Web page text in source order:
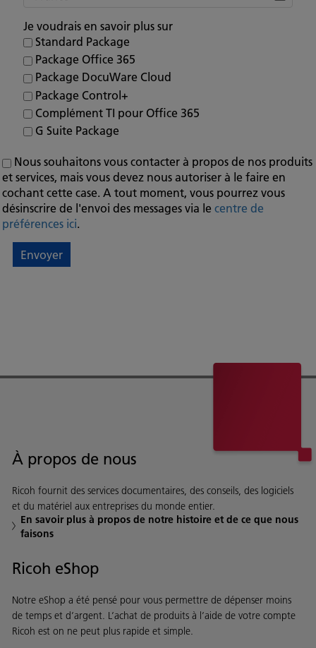
Je voudrais en savoir plus sur
Standard Package
Package Office 365
Package DocuWare Cloud
Package Control+
Complément TI pour Office 365
G Suite Package
Nous souhaitons vous contacter à propos de nos produits
et services, mais vous devez nous autoriser à le faire en
cochant cette case. A tout moment, vous pourrez vous
désinscrire de l'envoi des messages via le centre de
préférences ici.
À propos de nous
Ricoh fournit des services documentaires, des conseils, des logiciels
et du matériel aux entreprises du monde entier.
En savoir plus à propos de notre histoire et de ce que nous
faisons
Ricoh eShop
Notre eShop a été pensé pour vous permettre de dépenser moins
de temps et d’argent. L’achat de produits à l’aide de votre compte
Ricoh est on ne peut plus rapide et simple.